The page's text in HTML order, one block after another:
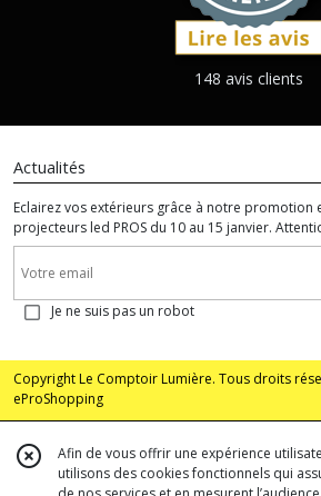
148 avis clients
Actualités
Eclairez vos extérieurs grâce à notre promotion
projecteurs led PROS du 10 au 15 janvier.
Je ne suis pas un robot
Copyright Le Comptoir Lumière. Tous droits
eProShopping
Afin de vous offrir une expérience
utilisons des cookies fonctionnels qui